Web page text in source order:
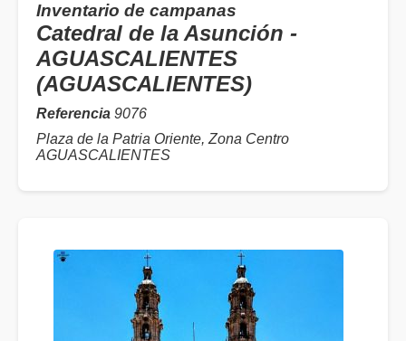
Inventario de campanas
Catedral de la Asunción -
AGUASCALIENTES
(AGUASCALIENTES)
Referencia 9076
Plaza de la Patria Oriente, Zona Centro
AGUASCALIENTES